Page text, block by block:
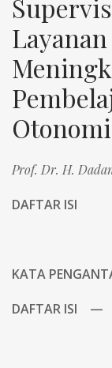
Prof. Dr. H.
DAFTAR ISI
KATA
DAFTAR ISI —